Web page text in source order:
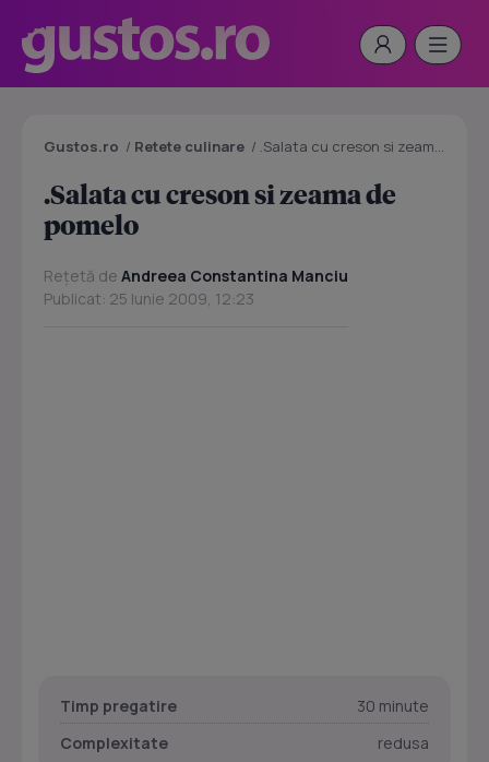
Gustos.ro / Retete culinare / .Salata cu creson si zeama de pomelo
.Salata cu creson si zeama de
pomelo
Rețetă de Andreea Constantina Manciu
Publicat: 25 Iunie 2009, 12:23
Timp pregatire
30 minute
Complexitate
redusa